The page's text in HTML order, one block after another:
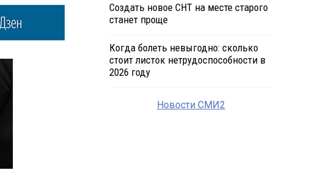
Создать новое СНТ на месте старого
станет проще
Когда болеть невыгодно: сколько
стоит листок нетрудоспособности в
2026 году
Новости СМИ2